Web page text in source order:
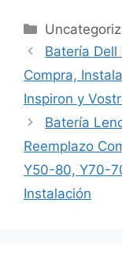
Categories
Batería
Compra,
Inspiron y
Batería
Reemplazo
Y50-80, Y70-
Instalación